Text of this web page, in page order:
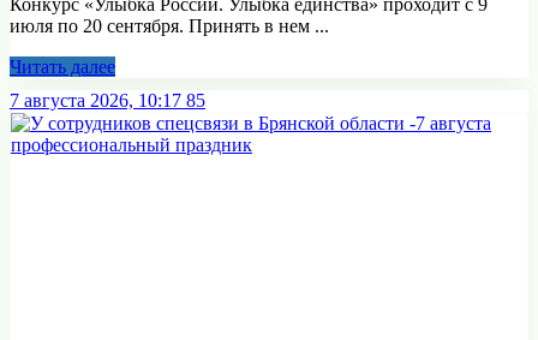
Конкурс «Улыбка России. Улыбка единства» проходит с 9
июля по 20 сентября. Принять в нем ...
Читать далее
7 августа 2026, 10:17 85